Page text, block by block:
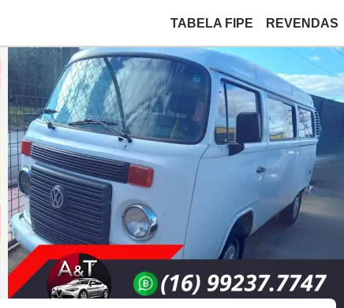
TABELA FIPE REVENDAS